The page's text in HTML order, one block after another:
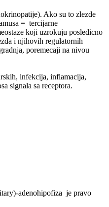
Ako su to zlezde
= tercijarne
koji uzrokuju posledicno
i njihovih regulatornih
poremecaji na nivou
infekcija, inflamacija,
signala sa receptora.
adenohipofiza je pravo